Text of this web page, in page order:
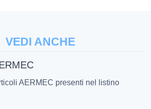
(cm): 48,6
VEDI ANCHE
AERMEC presenti nel listino